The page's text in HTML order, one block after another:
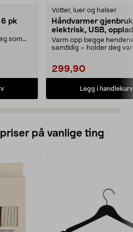
pk
som
Votter, luer og halser
Håndvarmer
elektrisk, USB,
Varm opp begge
samtidig – holder deg
299,90
Legg i handlekurv
på vanlige ting